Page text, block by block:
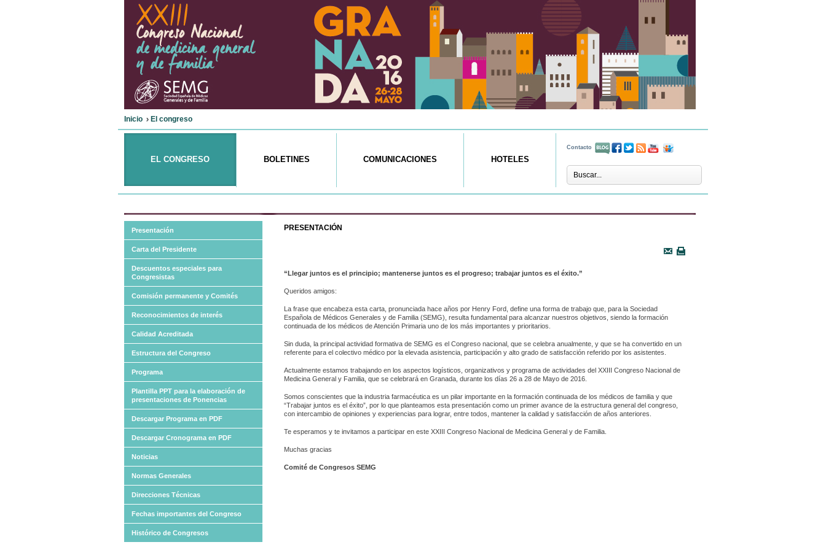
Inicio El congreso
EL CONGRESO BOLETINES COMUNICACIONES HOTELES
Contacto
PRESENTACIÓN
“Llegar juntos es el principio; mantenerse juntos es el progreso; trabajar juntos es el éxito.”
Queridos amigos:
La frase que encabeza esta carta, pronunciada hace años por Henry Ford, define una forma de trabajo que, para la Sociedad
Española de Médicos Generales y de Familia (SEMG), resulta fundamental para alcanzar nuestros objetivos, siendo la formación
continuada de los médicos de Atención Primaria uno de los más importantes y prioritarios.
Sin duda, la principal actividad formativa de SEMG es el Congreso nacional, que se celebra anualmente, y que se ha convertido en un
referente para el colectivo médico por la elevada asistencia, participación y alto grado de satisfacción referido por los asistentes.
Actualmente estamos trabajando en los aspectos logísticos, organizativos y programa de actividades del XXIII Congreso Nacional de
Medicina General y Familia, que se celebrará en Granada, durante los días 26 a 28 de Mayo de 2016.
Somos conscientes que la industria farmacéutica es un pilar importante en la formación continuada de los médicos de familia y que
“Trabajar juntos es el éxito”, por lo que planteamos esta presentación como un primer avance de la estructura general del congreso,
con intercambio de opiniones y experiencias para lograr, entre todos, mantener la calidad y satisfacción de años anteriores.
Te esperamos y te invitamos a participar en este XXIII Congreso Nacional de Medicina General y de Familia.
Muchas gracias
Comité de Congresos SEMG
Presentación
Carta del Presidente
Descuentos especiales para
Congresistas
Comisión permanente y Comités
Reconocimientos de interés
Calidad Acreditada
Estructura del Congreso
Programa
Plantilla PPT para la elaboración de
presentaciones de Ponencias
Descargar Programa en PDF
Descargar Cronograma en PDF
Noticias
Normas Generales
Direcciones Técnicas
Fechas importantes del Congreso
Histórico de Congresos